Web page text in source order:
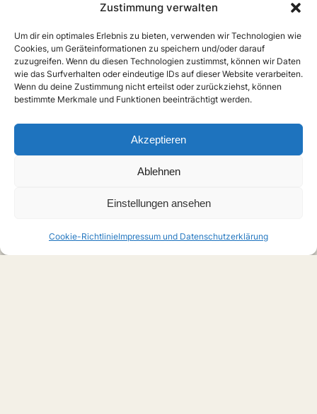
Zustimmung verwalten
Um dir ein optimales Erlebnis zu bieten, verwenden wir Technologien wie
Cookies, um Geräteinformationen zu speichern und/oder darauf
zuzugreifen. Wenn du diesen Technologien zustimmst, können wir Daten
wie das Surfverhalten oder eindeutige IDs auf dieser Website verarbeiten.
Wenn du deine Zustimmung nicht erteilst oder zurückziehst, können
bestimmte Merkmale und Funktionen beeinträchtigt werden.
Akzeptieren
Ablehnen
Einstellungen ansehen
Cookie-RichtlinieImpressum und Datenschutzerklärung